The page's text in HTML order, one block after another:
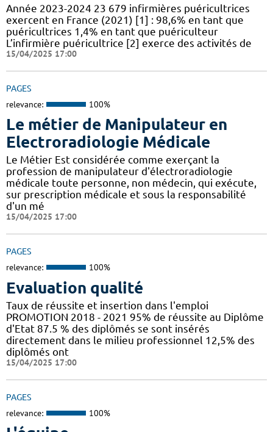
Année 2023-2024 23 679 infirmières puéricultrices
exercent en France (2021) [1] : 98,6% en tant que
puéricultrices 1,4% en tant que puériculteur
L’infirmière puéricultrice [2] exerce des activités de
15/04/2025 17:00
PAGES
relevance: 100%
Le métier de Manipulateur en
Electroradiologie Médicale
Le Métier Est considérée comme exerçant la
profession de manipulateur d'électroradiologie
médicale toute personne, non médecin, qui exécute,
sur prescription médicale et sous la responsabilité
d'un mé
15/04/2025 17:00
PAGES
relevance: 100%
Evaluation qualité
Taux de réussite et insertion dans l'emploi
PROMOTION 2018 - 2021 95% de réussite au Diplôme
d'Etat 87.5 % des diplômés se sont insérés
directement dans le milieu professionnel 12,5% des
diplômés ont
15/04/2025 17:00
PAGES
relevance: 100%